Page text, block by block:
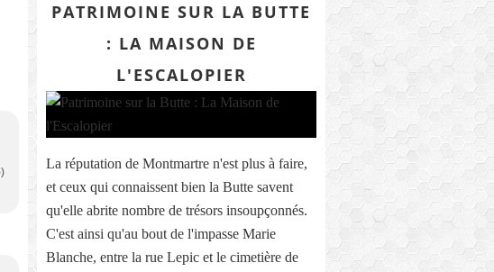
PATRIMOINE SUR LA BUTTE
: LA MAISON DE
L'ESCALOPIER
La réputation de Montmartre n'est plus à faire,
et ceux qui connaissent bien la Butte savent
qu'elle abrite nombre de trésors insoupçonnés.
C'est ainsi qu'au bout de l'impasse Marie
Blanche, entre la rue Lepic et le cimetière de